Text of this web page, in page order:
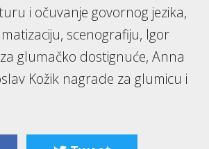
i očuvanje govornog jezika,
scenografiju, Igor
glumačko dostignuće, Anna
Kožik nagrade za glumicu i